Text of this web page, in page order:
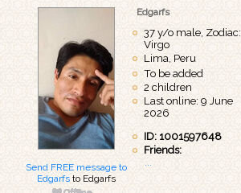
Send FREE message to
Edgarfs to Edgarfs
Edgarfs
37 y/o male, Zodiac:
Virgo
Lima, Peru
To be added
2 children
Last online: 9 June
2026
ID: 1001597648
Friends: